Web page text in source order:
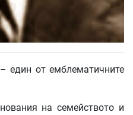
един от емблематичните
на семейството и